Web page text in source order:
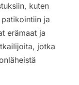
kuten
ja
erämaat ja
jotka